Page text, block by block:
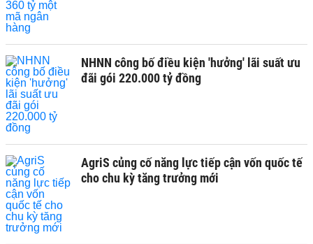
NHNN công bố điều kiện 'hưởng' lãi suất ưu
đãi gói 220.000 tỷ đồng
AgriS củng cố năng lực tiếp cận vốn quốc tế
cho chu kỳ tăng trưởng mới